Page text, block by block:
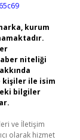
kurum
niteliği
kişiler ile isim
bilgiler
ve İletişim
olarak hizmet